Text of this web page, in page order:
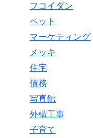
フコイダン
ペット
マーケティング
メッキ
住宅
債務
写真館
外構工事
子育て